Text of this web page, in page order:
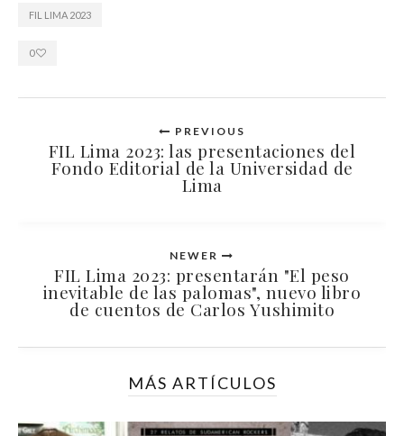
FIL LIMA 2023
0
PREVIOUS
FIL Lima 2023: las presentaciones del
Fondo Editorial de la Universidad de
Lima
NEWER
FIL Lima 2023: presentarán "El peso
inevitable de las palomas", nuevo libro
de cuentos de Carlos Yushimito
MÁS ARTÍCULOS